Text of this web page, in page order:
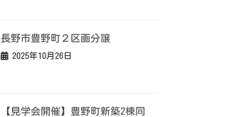
長野市豊野町２区画分譲
2025年10月26日
【見学会開催】豊野町新築2棟同